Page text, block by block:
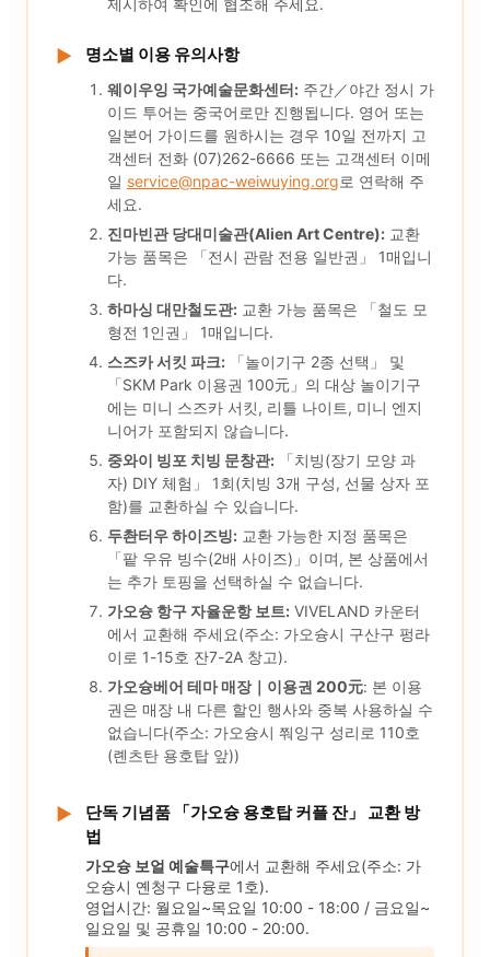
제시하여 확인에 협조해 주세요.
▶ 명소별 이용 유의사항
웨이우잉 국가예술문화센터: 주간／야간 정시 가
이드 투어는 중국어로만 진행됩니다. 영어 또는
일본어 가이드를 원하시는 경우 10일 전까지 고
객센터 전화 (07)262-6666 또는 고객센터 이메
일 service@npac-weiwuying.org로 연락해 주
세요.
진마빈관 당대미술관(Alien Art Centre): 교환
가능 품목은 「전시 관람 전용 일반권」 1매입니
다.
하마싱 대만철도관: 교환 가능 품목은 「철도 모
형전 1인권」 1매입니다.
스즈카 서킷 파크: 「놀이기구 2종 선택」 및
「SKM Park 이용권 100元」의 대상 놀이기구
에는 미니 스즈카 서킷, 리틀 나이트, 미니 엔지
니어가 포함되지 않습니다.
중와이 빙포 치빙 문창관: 「치빙(장기 모양 과
자) DIY 체험」 1회(치빙 3개 구성, 선물 상자 포
함)를 교환하실 수 있습니다.
두촨터우 하이즈빙: 교환 가능한 지정 품목은
「팥 우유 빙수(2배 사이즈)」이며, 본 상품에서
는 추가 토핑을 선택하실 수 없습니다.
가오슝 항구 자율운항 보트: VIVELAND 카운터
에서 교환해 주세요(주소: 가오슝시 구산구 펑라
이로 1-15호 잔7-2A 창고).
가오슝베어 테마 매장｜이용권 200元: 본 이용
권은 매장 내 다른 할인 행사와 중복 사용하실 수
없습니다(주소: 가오슝시 쭤잉구 성리로 110호
(롄츠탄 용호탑 앞))
▶
단독 기념품 「가오슝 용호탑 커플 잔」 교환 방
법
가오슝 보얼 예술특구에서 교환해 주세요(주소: 가
오슝시 옌청구 다융로 1호).
영업시간: 월요일~목요일 10:00 - 18:00 / 금요일~
일요일 및 공휴일 10:00 - 20:00.